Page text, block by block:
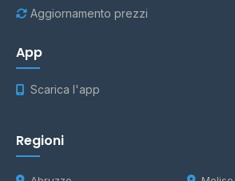
Aggiornamento prezzi
App
Scarica l'app
Regioni